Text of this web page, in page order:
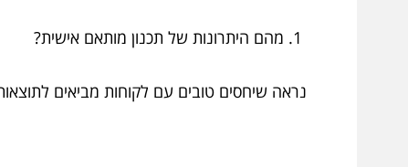
מהם היתרונות של תכנון מותאם אישית?
נראה שיחסים טובים עם לקוחות מביאים לתוצאות